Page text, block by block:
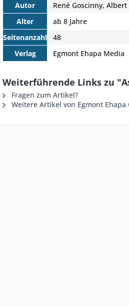
Autor
René Goscinny,
Alter
ab 8 Jahre
Seitenanzahl
48
Verlag
Egmont Ehapa Media
Weiterführende Links zu
Fragen zum Artikel?
Weitere Artikel von Egmont Ehapa